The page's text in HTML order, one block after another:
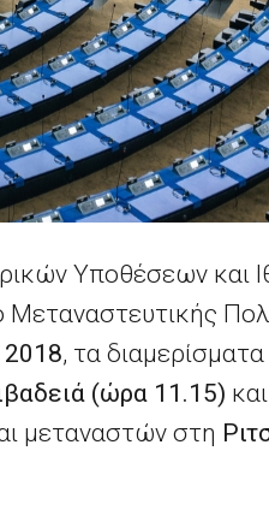
Υποθέσεων και
2018, τα διαμερίσματα
(ώρα 11.15) και
μεταναστών στη